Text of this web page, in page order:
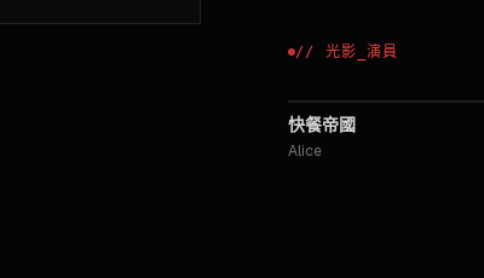
// 光影 _演員
快餐帝國
Alice